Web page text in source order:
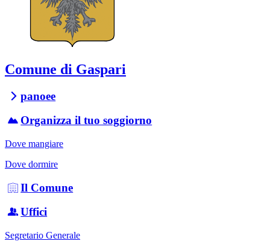
Comune di Gaspari
panoee
Organizza il tuo soggiorno
Dove mangiare
Dove dormire
Il Comune
Uffici
Segretario Generale